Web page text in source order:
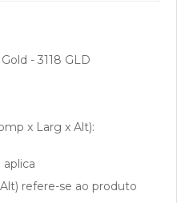
- 3118 GLD
x Larg x Alt):
refere-se ao produto